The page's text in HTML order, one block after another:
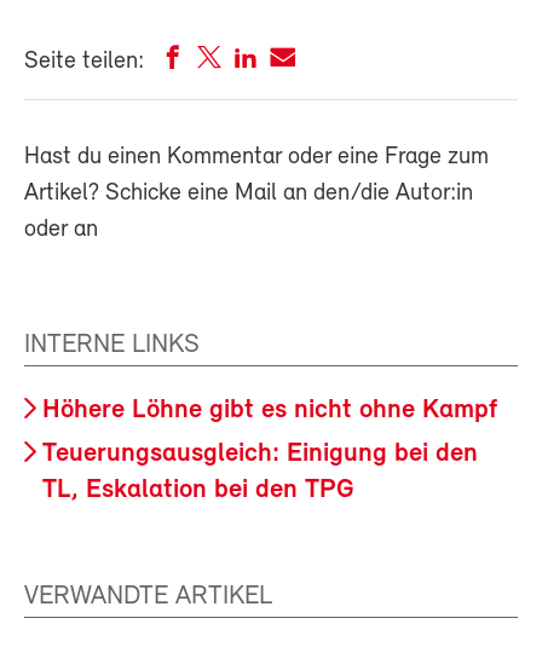
Seite teilen:
Hast du einen Kommentar oder eine Frage zum
Artikel? Schicke eine Mail an den/die Autor:in
oder an
INTERNE LINKS
Höhere Löhne gibt es nicht ohne Kampf
Teuerungsausgleich: Einigung bei den
TL, Eskalation bei den TPG
VERWANDTE ARTIKEL